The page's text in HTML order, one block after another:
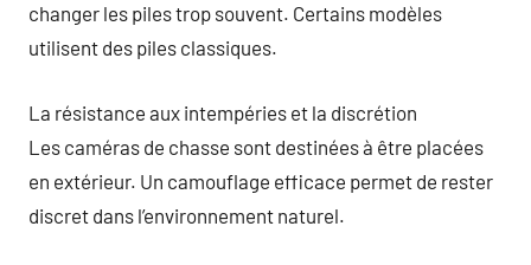
changer les piles trop souvent. Certains modèles
utilisent des piles classiques.
La résistance aux intempéries et la discrétion
Les caméras de chasse sont destinées à être placées
en extérieur. Un camouflage efficace permet de rester
discret dans l’environnement naturel.